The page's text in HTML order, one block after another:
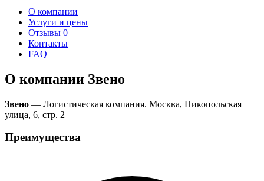
О компании
Услуги и цены
Отзывы 0
Контакты
FAQ
О компании Звено
Звено — Логистическая компания. Москва, Никопольская
улица, 6, стр. 2
Преимущества